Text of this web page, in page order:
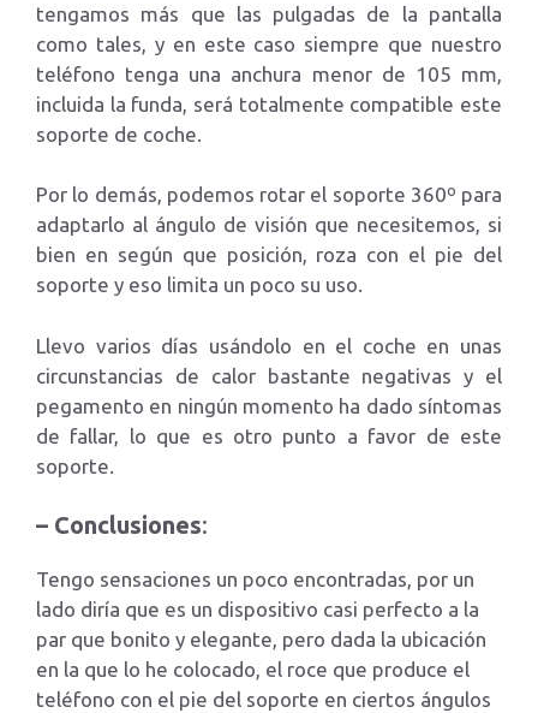
tengamos más que las pulgadas de la pantalla
como tales, y en este caso siempre que nuestro
teléfono tenga una anchura menor de 105 mm,
incluida la funda, será totalmente compatible este
soporte de coche.
Por lo demás, podemos rotar el soporte 360º para
adaptarlo al ángulo de visión que necesitemos, si
bien en según que posición, roza con el pie del
soporte y eso limita un poco su uso.
Llevo varios días usándolo en el coche en unas
circunstancias de calor bastante negativas y el
pegamento en ningún momento ha dado síntomas
de fallar, lo que es otro punto a favor de este
soporte.
– Conclusiones:
Tengo sensaciones un poco encontradas, por un
lado diría que es un dispositivo casi perfecto a la
par que bonito y elegante, pero dada la ubicación
en la que lo he colocado, el roce que produce el
teléfono con el pie del soporte en ciertos ángulos